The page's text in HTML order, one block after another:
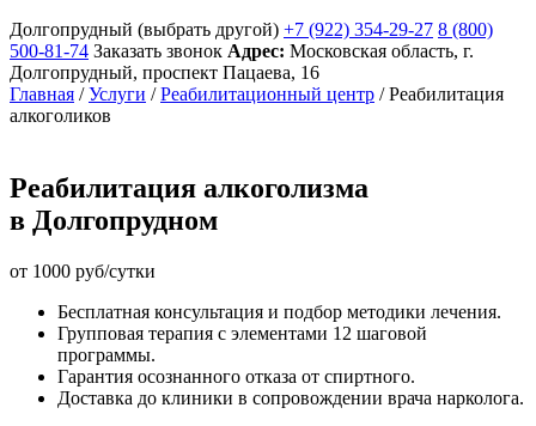
Долгопрудный (выбрать другой) +7 (922) 354-29-27 8 (800)
500-81-74 Заказать звонок Адрес: Московская область, г.
Долгопрудный, проспект Пацаева, 16
Главная /Услуги /Реабилитационный центр /Реабилитация
алкоголиков
Реабилитация алкоголизма
в Долгопрудном
от 1000 руб/сутки
Бесплатная консультация и подбор методики лечения.
Групповая терапия с элементами 12 шаговой
программы.
Гарантия осознанного отказа от спиртного.
Доставка до клиники в сопровождении врача нарколога.